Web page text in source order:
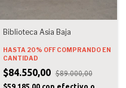
Biblioteca Asia Baja
HASTA 20% OFF COMPRANDO EN
CANTIDAD
$84.550,00 $89.000,00
$59.185,00 con efectivo o